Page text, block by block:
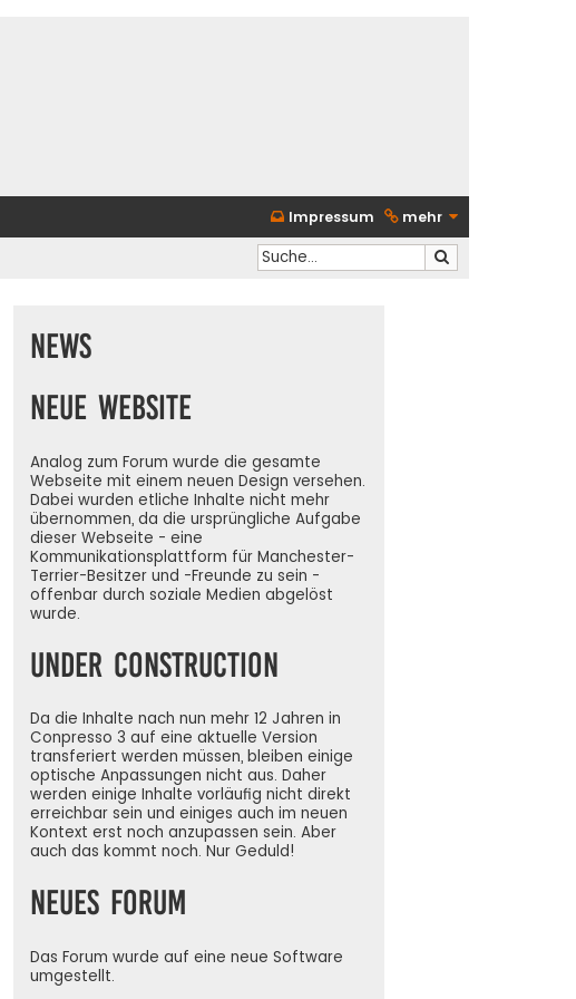
mehr
Impressum
News
Neue Website
Analog zum Forum wurde die gesamte
Webseite mit einem neuen Design versehen.
Dabei wurden etliche Inhalte nicht mehr
übernommen, da die ursprüngliche Aufgabe
dieser Webseite - eine
Kommunikationsplattform für Manchester-
Terrier-Besitzer und -Freunde zu sein -
offenbar durch soziale Medien abgelöst
wurde.
Under Construction
Da die Inhalte nach nun mehr 12 Jahren in
Conpresso 3 auf eine aktuelle Version
transferiert werden müssen, bleiben einige
optische Anpassungen nicht aus. Daher
werden einige Inhalte vorläufig nicht direkt
erreichbar sein und einiges auch im neuen
Kontext erst noch anzupassen sein. Aber
auch das kommt noch. Nur Geduld!
Neues Forum
Das Forum wurde auf eine neue Software
umgestellt.